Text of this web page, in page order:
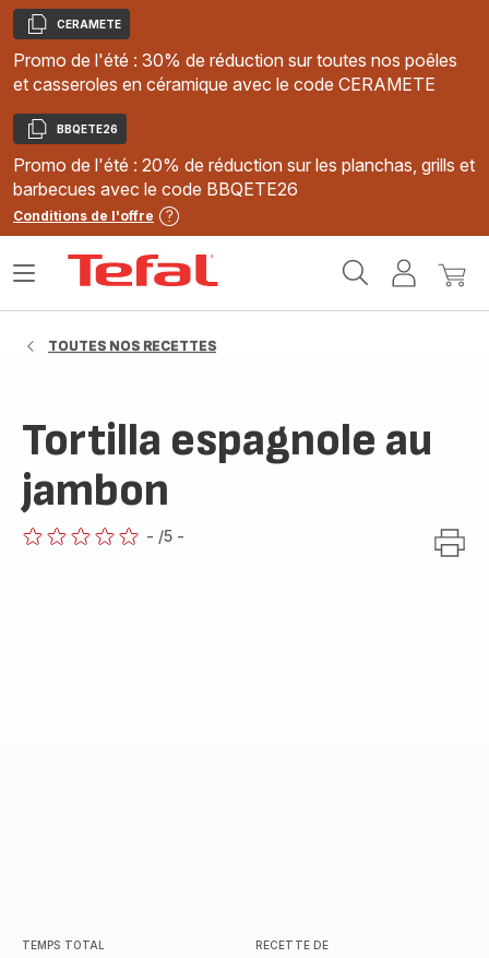
Copier
CERAMETE
Promo de l'été : 30% de réduction sur toutes nos poêles
et casseroles en céramique avec le code CERAMETE
Copier
BBQETE26
Promo de l'été : 20% de réduction sur les planchas, grills et
barbecues avec le code BBQETE26
Conditions de l'offre
MonMon
Ouvrir
TOUTES NOS RECETTES
Tortilla espagnole au
jambon
- /5 -
TEMPS TOTAL RECETTE DE